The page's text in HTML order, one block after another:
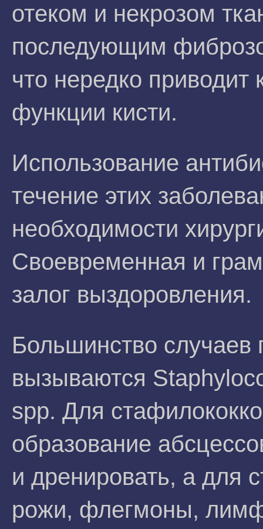
отеком и некрозом
последующим
что нередко
функции кисти.
Использование
течение этих
необходимости
Своевременная и
залог выздоровления.
Большинство случаев
вызываются
spp. Для
образование
и дренировать, а для
рожи, флегмоны,